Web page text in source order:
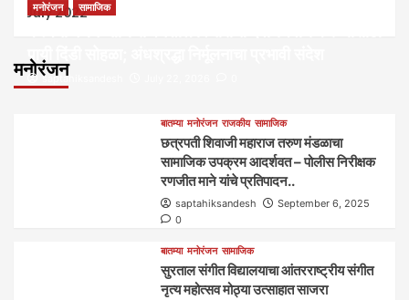
July 2022
मनोरंजन
मनोरंजन सामाजिक
पायी दिंडी सोहळा; अंधश्रद्धा निर्मूलनाचा प्रभावी संदेश
saptahiksandesh
बातम्या मनोरंजन राजकीय सामाजिक
छत्रपती शिवाजी महाराज तरुण मंडळाचा
सामाजिक उपक्रम आदर्शवत – पोलीस निरीक्षक
रणजीत माने यांचे प्रतिपादन..
saptahiksandesh
September 6, 2025
0
बातम्या मनोरंजन सामाजिक
सुरताल संगीत विद्यालयाचा आंतरराष्ट्रीय संगीत
नृत्य महोत्सव मोठ्या उत्साहात साजरा